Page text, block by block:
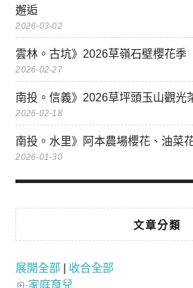
邂逅
2026-03-02
雲林。古坑》2026草嶺石壁櫻花季
2026-02-27
南投。信義》2026草坪頭玉山觀光
2026-02-18
南投。水里》阿本農場櫻花、油菜
2026-01-30
文章分類
展開全部
收合全部
家庭育兒